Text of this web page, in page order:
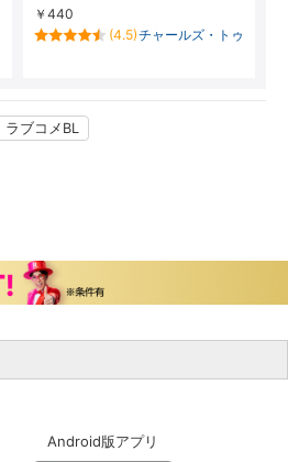
￥440
(4.5)チャールズ・トゥ
ラブコメBL
Android版アプリ